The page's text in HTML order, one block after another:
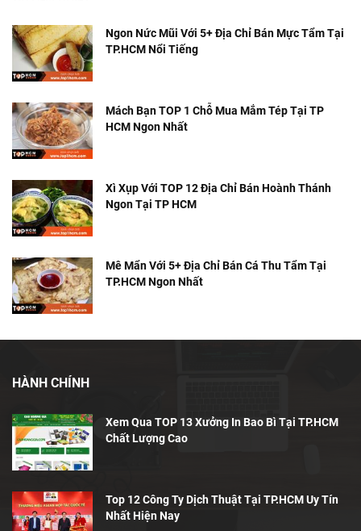
Ngon Nức Mũi Với 5+ Địa Chỉ Bán Mực Tẩm Tại
TP.HCM Nổi Tiếng
Mách Bạn TOP 1 Chỗ Mua Mắm Tép Tại TP
HCM Ngon Nhất
Xì Xụp Với TOP 12 Địa Chỉ Bán Hoành Thánh
Ngon Tại TP HCM
Mê Mẩn Với 5+ Địa Chỉ Bán Cá Thu Tẩm Tại
TP.HCM Ngon Nhất
HÀNH CHÍNH
Xem Qua TOP 13 Xưởng In Bao Bì Tại TP.HCM
Chất Lượng Cao
Top 12 Công Ty Dịch Thuật Tại TP.HCM Uy Tín
Nhất Hiện Nay